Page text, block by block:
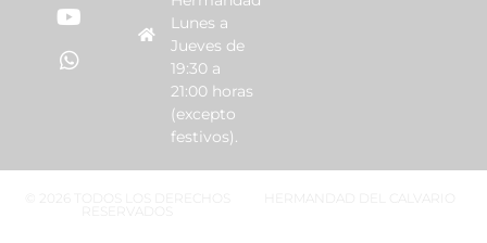
Lunes a
Jueves de
19:30 a
21:00 horas
(excepto
festivos).
HERMANDAD DEL CALVARIO